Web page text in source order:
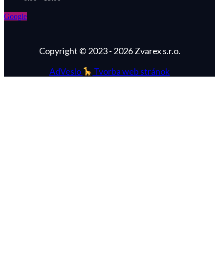
Google
Copyright © 2023 - 2026 Zvarex s.r.o.
AdVeslo
Tvorba web stránok